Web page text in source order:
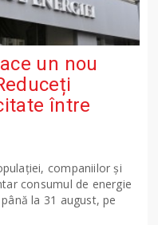
un nou
între
companiilor și
consumul de energie
la 31 august, pe